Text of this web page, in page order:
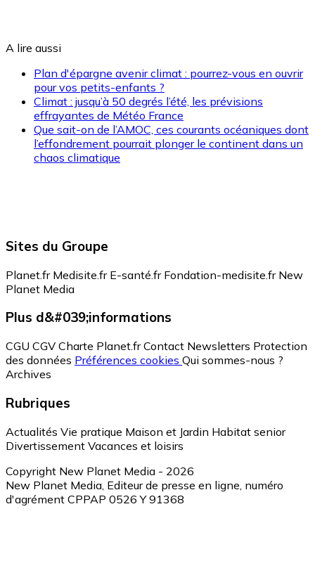
A lire aussi
Plan d'épargne avenir climat : pourrez-vous en ouvrir
pour vos petits-enfants ?
Climat : jusqu’à 50 degrés l’été, les prévisions
effrayantes de Météo France
Que sait-on de l’AMOC, ces courants océaniques dont
l’effondrement pourrait plonger le continent dans un
chaos climatique
Sites du Groupe
Planet.fr Medisite.fr E-santé.fr Fondation-medisite.fr New
Planet Media
Plus d&#039;informations
CGU CGV Charte Planet.fr Contact Newsletters Protection
des données Préférences cookies Qui sommes-nous ?
Archives
Rubriques
Actualités Vie pratique Maison et Jardin Habitat senior
Divertissement Vacances et loisirs
Copyright New Planet Media - 2026
New Planet Media, Editeur de presse en ligne, numéro
d'agrément CPPAP 0526 Y 91368